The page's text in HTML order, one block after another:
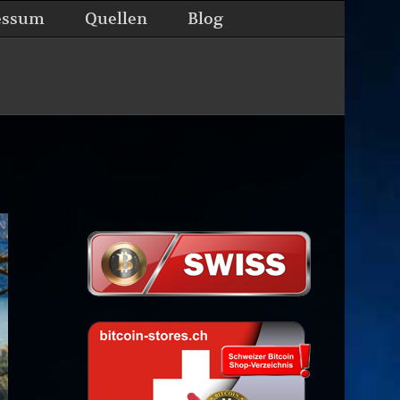
Quellen Blog